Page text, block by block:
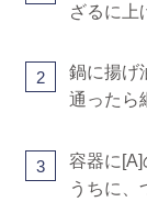
ざるに上
2
鍋に揚げ
通ったら
3
容器に
うちに、